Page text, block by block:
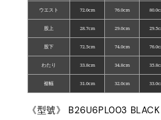
ウエスト 72.0cm 76.0cm
股上 28.7cm 29.0cm
股下 72.5cm 74.0cm
わたり 33.8cm 34.8cm
裾幅 31.0cm 32.0cm
《型號》 B26U6PL003 BLACK